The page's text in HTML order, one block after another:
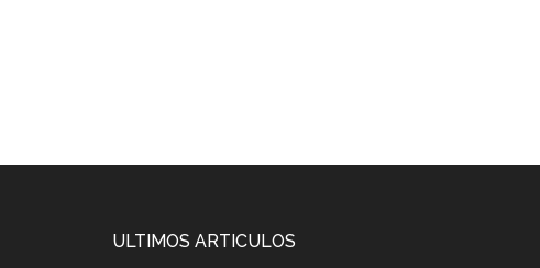
ULTIMOS ARTICULOS